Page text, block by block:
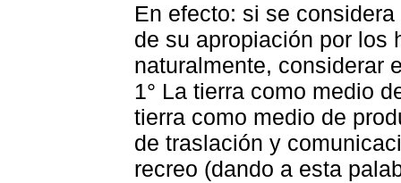
En efecto: si se
de su apropiación por los
naturalmente, considerar
1° La tierra como medio
tierra como medio de
de traslación y
recreo (dando a esta